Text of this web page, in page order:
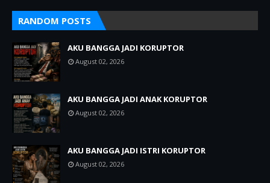
RANDOM POSTS
AKU BANGGA JADI KORUPTOR
August 02, 2026
AKU BANGGA JADI ANAK KORUPTOR
August 02, 2026
AKU BANGGA JADI ISTRI KORUPTOR
August 02, 2026